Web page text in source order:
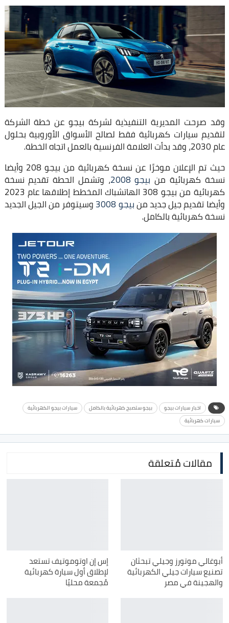
وقد صرحت المديرية التنفيذية لشركة بيجو عن خطة الشركة
لتقديم سيارات كهربائية فقط لصالح الأسواق الأوروبية بحلول
عام 2030، وقد بدأت العلامة الفرنسية بالعمل اتجاه الخطة.
حيث تم الإعلان موخرًا عن نسخة كهربائية من بيجو 208 وأيضا
نسخة كهربائية من بيجو 2008 ، وتشمل الحطة تقديم نسخة
كهربائية من بيجو 308 الهاتشباك المخطط إطلاقها عام 2023
وأيضا تقديم جيل جديد منبيجو 3008 وسيتوفر من الجيل الجديد
نسخة كهربائية بالكامل.
اخبار سيارات بيجو بيجو ستصبح كهربائية بالكامل
سيارات بيجو الكهربائية
سيارات كهربائية
مقالات مُتعلقة
أبوغالي موتورز وجيلي تبحثان
تصنيع سيارات جيلي الكهربائية
والهجينة في مصر
إس إن اوتوموتيف تستعد
لإطلاق أول سيارة كهربائية
مُجمعة محليًا